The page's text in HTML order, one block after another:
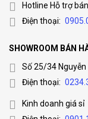
Hotline Hỗ trợ
Điện thoại:
SHOWROOM BÁN
Số 25/34 Nguyễn
Điện thoại:
Kinh doanh giá sỉ